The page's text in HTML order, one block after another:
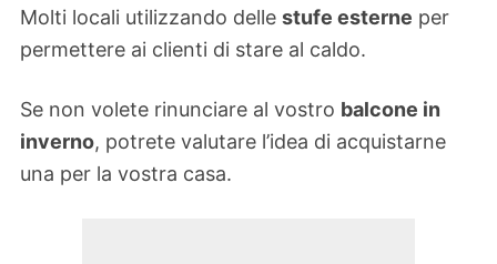
Molti locali utilizzando delle stufe esterne per
permettere ai clienti di stare al caldo.
Se non volete rinunciare al vostro balcone in
inverno, potrete valutare l’idea di acquistarne
una per la vostra casa.